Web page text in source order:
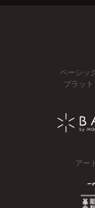
ベーシッ
プラッ
アー